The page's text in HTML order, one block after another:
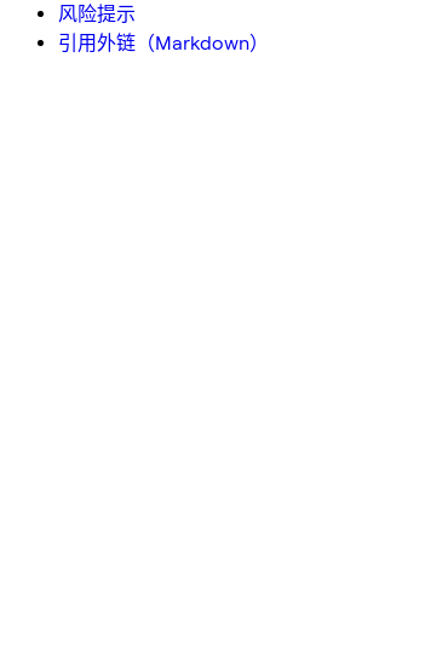
风险提示
引用外链（Markdown）